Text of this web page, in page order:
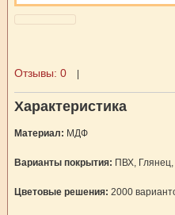
Отзывы: 0
Характеристика
Материал: МДФ
Варианты покрытия: ПВХ,
Цветовые решения: 2000